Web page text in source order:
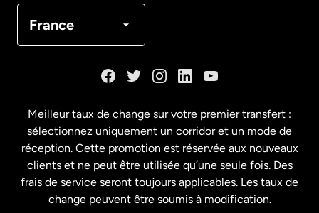
France
Français
États-Unis English
États-Unis Español
Meilleur taux de change sur votre premier transfert :
sélectionnez uniquement un corridor et un mode de
réception. Cette promotion est réservée aux nouveaux
clients et ne peut être utilisée qu’une seule fois. Des
frais de service seront toujours applicables. Les taux de
change peuvent être soumis à modification.